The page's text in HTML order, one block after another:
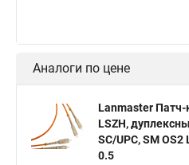
Аналоги по цене
Lanmaster Патч-
LSZH,
SC/UPC, SM OS2
0.5